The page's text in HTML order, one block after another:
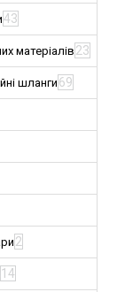
43
матеріалів 23
шланги69
2
14